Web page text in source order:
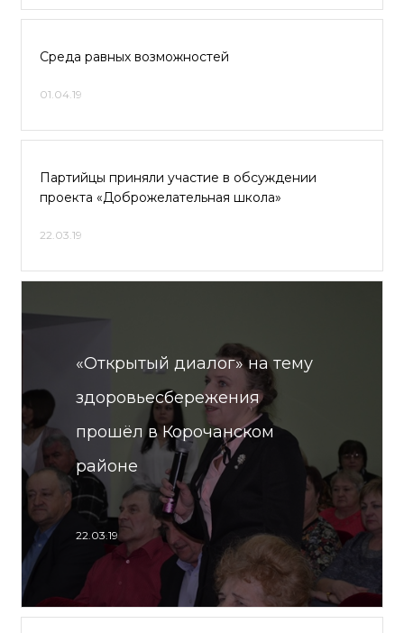
Среда равных возможностей
01.04.19
Партийцы приняли участие в обсуждении
проекта «Доброжелательная школа»
22.03.19
«Открытый диалог» на тему
здоровьесбережения
прошёл в Корочанском
районе
22.03.19